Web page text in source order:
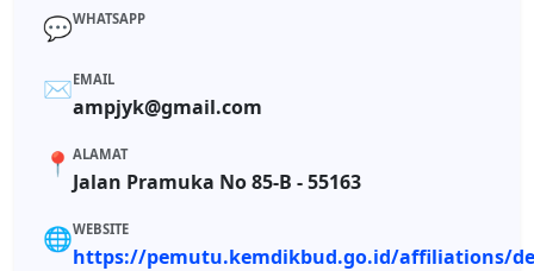
💬WHATSAPP
✉️EMAIL
ampjyk@gmail.com
📍 ALAMAT
Jalan Pramuka No 85-B - 55163
🌐WEBSITE
https://pemutu.kemdikbud.go.id/affiliations/